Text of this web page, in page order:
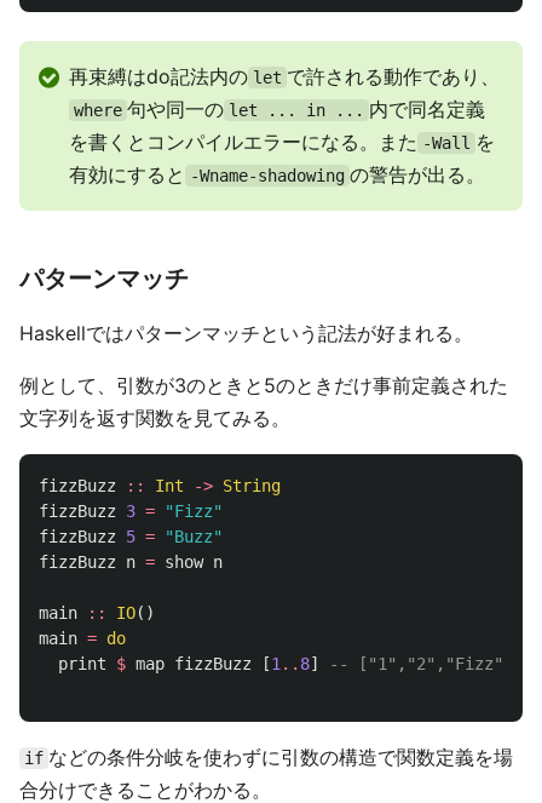
再束縛はdo記法内の let で許される動作であり、
where 句や同一の let ... in ... 内で同名定義
を書くとコンパイルエラーになる。また -Wall を
有効にすると -Wname-shadowing の警告が出る。
パターンマッチ
Haskellではパターンマッチという記法が好まれる。
例として、引数が3のときと5のときだけ事前定義された
文字列を返す関数を見てみる。
fizzBuzz :: Int -> String
fizzBuzz
3 =
"Fizz"
fizzBuzz
5 =
"Buzz"
fizzBuzz
n = show n
main :: IO()
main = do
print
$ map fizzBuzz [1 .. 8] --
if などの条件分岐を使わずに引数の構造で関数定義を場
合分けできることがわかる。